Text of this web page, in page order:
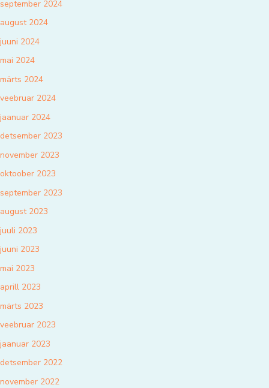
september 2024
august 2024
juuni 2024
mai 2024
märts 2024
veebruar 2024
jaanuar 2024
detsember 2023
november 2023
oktoober 2023
september 2023
august 2023
juuli 2023
juuni 2023
mai 2023
aprill 2023
märts 2023
veebruar 2023
jaanuar 2023
detsember 2022
november 2022